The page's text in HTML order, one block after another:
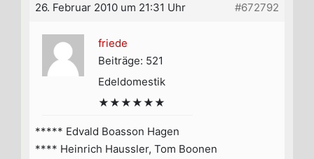
26. Februar 2010 um 21:31 Uhr #672792
friede
Beiträge: 521
Edeldomestik
★★★★★★
***** Edvald Boasson Hagen
**** Heinrich Haussler, Tom Boonen